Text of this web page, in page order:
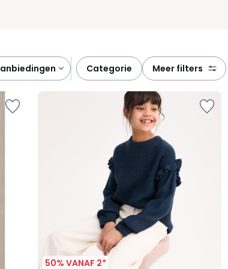
aanbiedingen categorie meer filters
50% VANAF 2*